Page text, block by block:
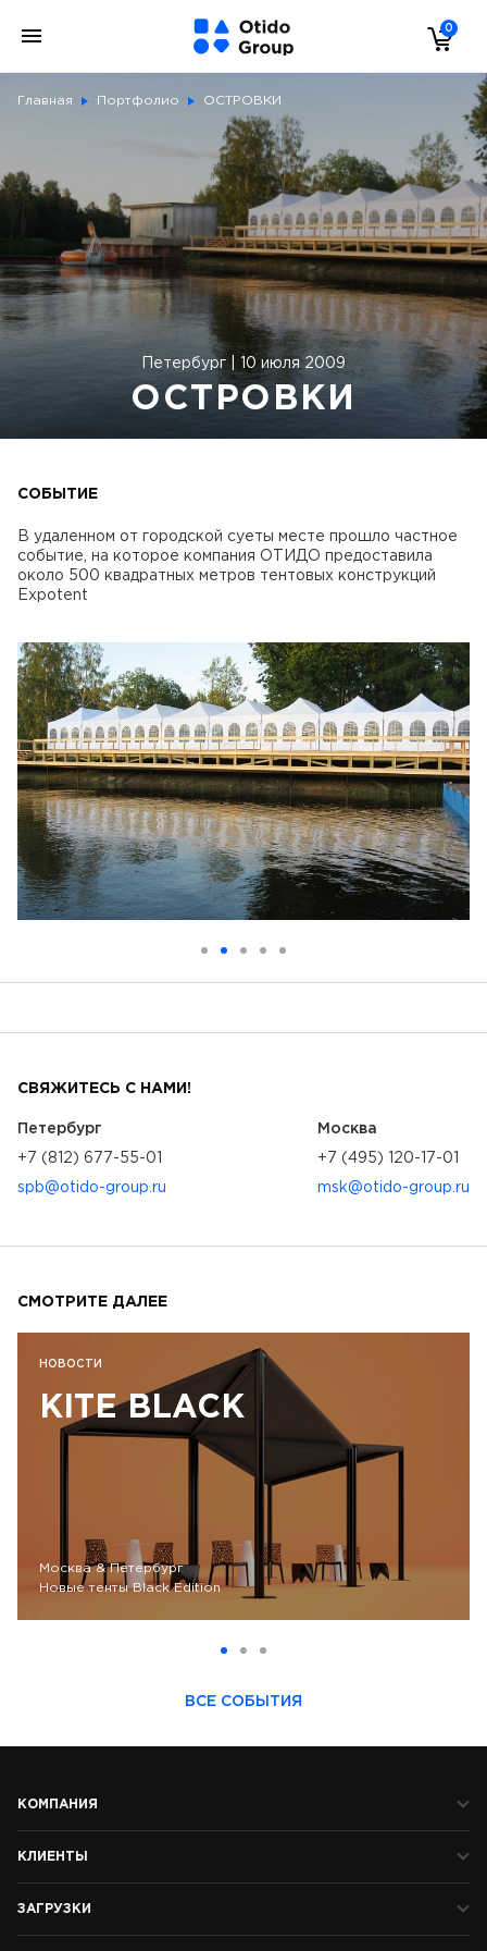
0
Главная Портфолио ОСТРОВКИ
Петербург | 10 июля 2009
ОСТРОВКИ
СОБЫТИЕ
В удаленном от городской суеты месте прошло частное
событие, на которое компания ОТИДО предоставила
около 500 квадратных метров тентовых конструкций
Expotent
СВЯЖИТЕСЬ С НАМИ!
Петербург
+7 (812) 677-55-01
spb@otido-group.ru
Москва
+7 (495) 120-17-01
msk@otido-group.ru
СМОТРИТЕ ДАЛЕЕ
НОВОСТИ
KITE BLACK
Москва & Петербург
Новые тенты Black Edition
ВСЕ СОБЫТИЯ
КОМПАНИЯ
КЛИЕНТЫ
ЗАГРУЗКИ